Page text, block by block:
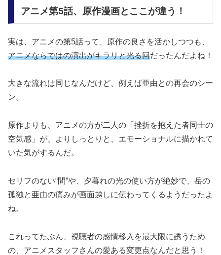
アニメ第5話、原作漫画とここが違う！
実は、アニメの第5話って、原作の良さを活かしつつも、
アニメならではの演出がキラリと光る回だったんだよね！
大きな流れは同じなんだけど、例えば亜由との再会のシー
ン。
原作よりも、アニメの方が二人の「挫折を抱えた者同士の
空気感」が、よりしっとりと、エモーショナルに描かれて
いた気がするんだ。
セリフのない“間”や、夕暮れの光の使い方が絶妙で、岳の
孤独と亜由の痛みが画面越しに伝わってくるようだったよ
ね。
これってたぶん、視聴者の感情移入を最大限に誘うため
の、アニメスタッフさんの愛ある変更点なんだと思う！